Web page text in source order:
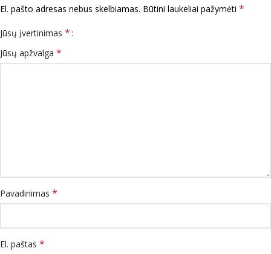
El. pašto adresas nebus skelbiamas. Būtini laukeliai pažymėti *
Jūsų įvertinimas *
Jūsų apžvalga *
Pavadinimas *
El. paštas *